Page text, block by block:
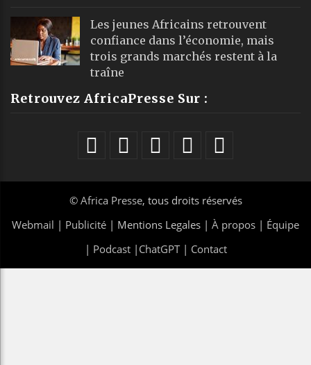
Les jeunes Africains retrouvent
confiance dans l’économie, mais
trois grands marchés restent à la
traîne
Retrouvez AfricaPresse Sur :
© Africa Presse, tous droits réservés
Webmail | Publicité | Mentions Legales | À propos | Équipe
| Podcast| ChatGPT| Contact